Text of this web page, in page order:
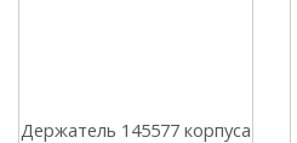
Держатель 145577 корпуса